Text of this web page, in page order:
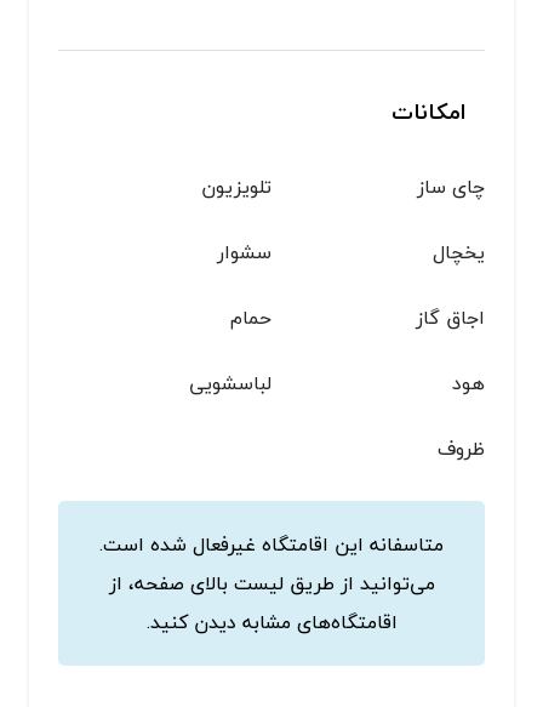
امکانات
چای ساز
تلویزیون
یخچال
سشوار
اجاق گاز
حمام
هود
لباسشویی
ظروف
متاسفانه این اقامتگاه غیرفعال شده است.
می‌توانید از طریق لیست بالای صفحه، از
اقامتگاه‌های مشابه دیدن کنید.